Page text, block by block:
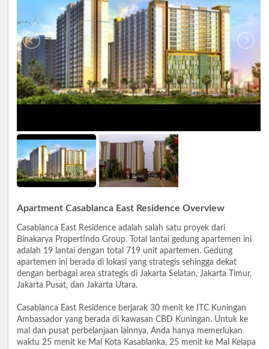
Apartment Casablanca East Residence Overview
Casablanca East Residence adalah salah satu proyek dari
Binakarya Propertindo Group. Total lantai gedung apartemen ini
adalah 19 lantai dengan total 719 unit apartemen. Gedung
apartemen ini berada di lokasi yang strategis sehingga dekat
dengan berbagai area strategis di Jakarta Selatan, Jakarta Timur,
Jakarta Pusat, dan Jakarta Utara.
Casablanca East Residence berjarak 30 menit ke ITC Kuningan
Ambassador yang berada di kawasan CBD Kuningan. Untuk ke
mal dan pusat perbelanjaan lainnya, Anda hanya memerlukan
waktu 25 menit ke Mal Kota Kasablanka, 25 menit ke Mal Kelapa